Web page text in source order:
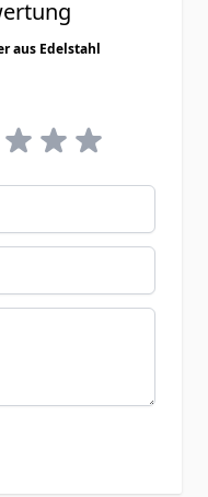
aus Edelstahl